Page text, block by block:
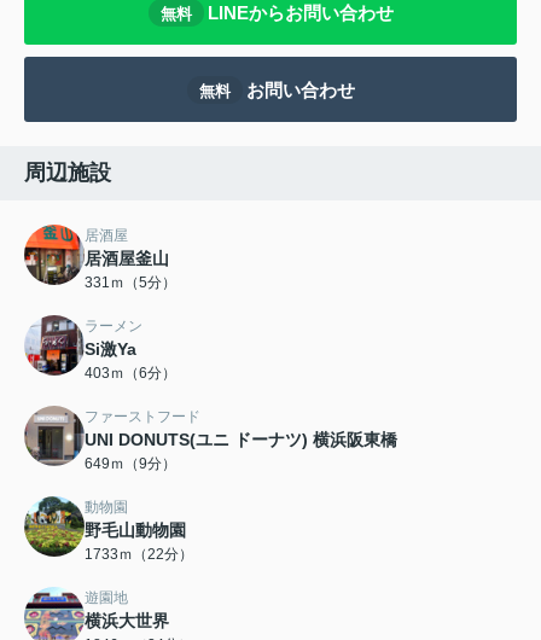
無料 LINEからお問い合わせ
無料 お問い合わせ
周辺施設
居酒屋
居酒屋釜山
331ｍ（5分）
ラーメン
Si激Ya
403ｍ（6分）
ファーストフード
UNI DONUTS(ユニ ドーナツ) 横浜阪東橋
649ｍ（9分）
動物園
野毛山動物園
1733ｍ（22分）
遊園地
横浜大世界